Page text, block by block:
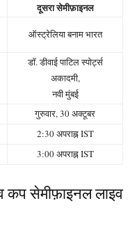
दूसरा सेमीफ़ाइनल
ऑस्ट्रेलिया बनाम भारत
डॉ. डीवाई पाटिल स्पोर्ट्स
अकादमी,
नवी मुंबई
गुरुवार, 30 अक्टूबर
2:30 अपराह्न IST
3:00 अपराह्न IST
कप सेमीफ़ाइनल लाइव